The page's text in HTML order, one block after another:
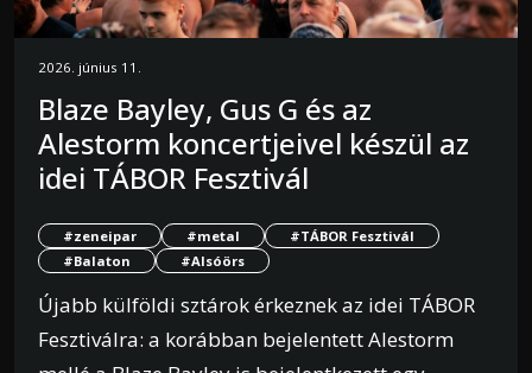
2026. június 11.
Blaze Bayley, Gus G és az
Alestorm koncertjeivel készül az
idei TÁBOR Fesztivál
#zeneipar #metal
#TÁBOR Fesztivál
#Balaton
#Alsóörs
Újabb külföldi sztárok érkeznek az idei TÁBOR
Fesztiválra: a korábban bejelentett Alestorm